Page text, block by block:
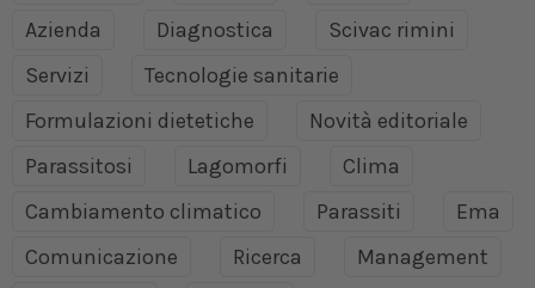
Azienda
Diagnostica
Scivac rimini
Servizi
Tecnologie sanitarie
Formulazioni dietetiche
Novità editoriale
Parassitosi
Lagomorfi
Clima
Cambiamento climatico
Parassiti
Ema
Comunicazione
Ricerca
Management